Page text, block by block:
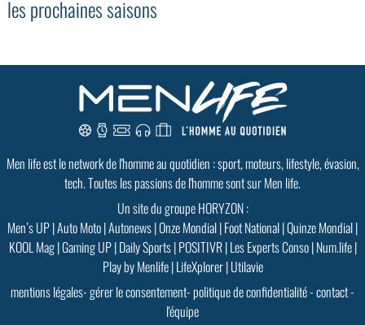
GoodMood #15
les prochaines saisons
Men life est le network de l'homme au quotidien : sport, moteurs, lifestyle, évasion,
tech. Toutes les passions de l'homme sont sur Men life.
Un site du groupe HORYZON :
Men’s UP|Auto Moto|Autonews|Onze Mondial|Foot National|Quinze Mondial|
KOOL Mag|Gaming UP|Daily Sports|POSITIVR|Les Experts Conso|Num.life|
Play by Menlife|LifeXplorer|Utilavie
mentions légales-gérer le consentement-politique de confidentialité-contact-
l'équipe